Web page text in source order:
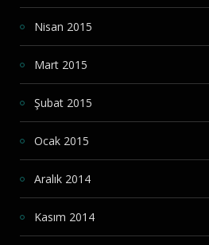
Nisan 2015
Mart 2015
Şubat 2015
Ocak 2015
Aralık 2014
Kasım 2014